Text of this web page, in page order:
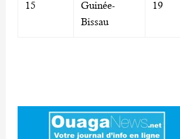
15
Guinée-
Bissau
19